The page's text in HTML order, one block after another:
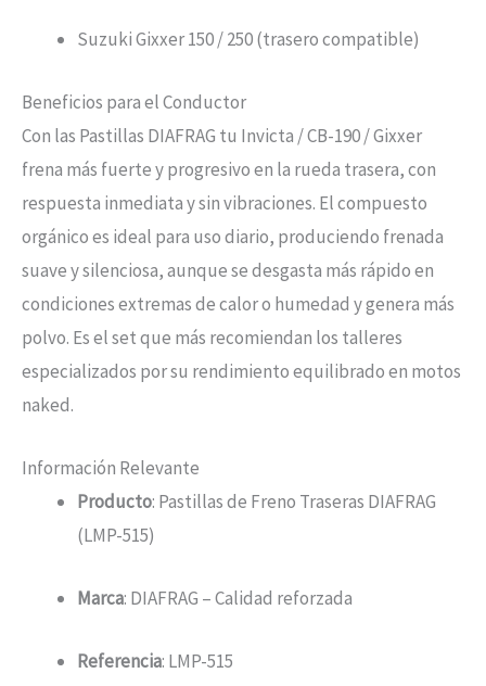
Suzuki Gixxer 150 / 250 (trasero compatible)
Beneficios para el Conductor
Con las Pastillas DIAFRAG tu Invicta / CB-190 / Gixxer
frena más fuerte y progresivo en la rueda trasera, con
respuesta inmediata y sin vibraciones. El compuesto
orgánico es ideal para uso diario, produciendo frenada
suave y silenciosa, aunque se desgasta más rápido en
condiciones extremas de calor o humedad y genera más
polvo. Es el set que más recomiendan los talleres
especializados por su rendimiento equilibrado en motos
naked.
Información Relevante
Producto: Pastillas de Freno Traseras DIAFRAG
(LMP-515)
Marca: DIAFRAG – Calidad reforzada
Referencia: LMP-515